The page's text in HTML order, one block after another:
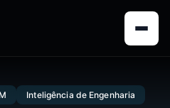
Inteligência de Engenharia